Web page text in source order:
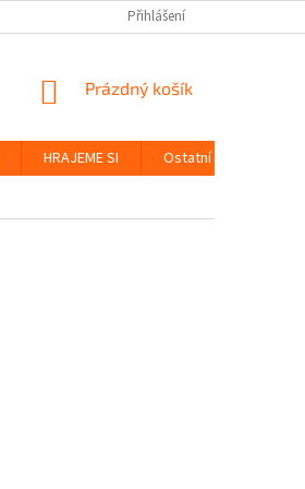
ZÁSADY OCHRANY
Přihlášení
NÁKUPNÍ
Prázdný košík
HRAJEME SI Ostatní